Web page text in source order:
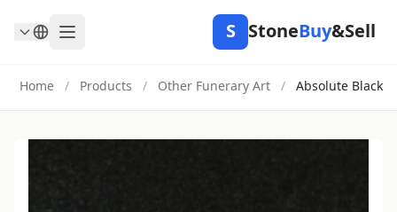
S StoneBuy&Sell
Home / Products / Other Funerary Art / Absolute Black